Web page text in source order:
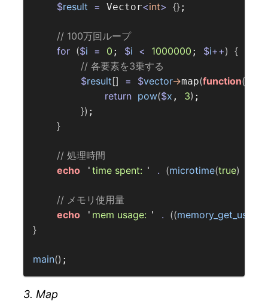
$result = Vector<int> {};
// 100万回ループ
for ($i = 0 ; $i < 1000000 ; $i++) {
// 各要素を3乗する
$result[] = $vector->map(function(
return pow($x , 3) ;
}) ;
}
// 処理時間
echo ' time spent: ' . (microtime(true)
// メモリ使用量
echo ' mem usage: ' . ((memory_get_usage
}
main()
3. Map